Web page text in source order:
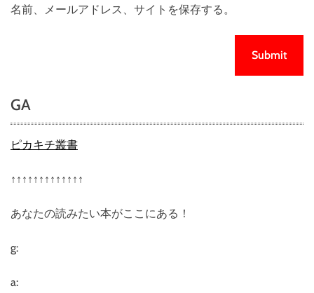
名前、メールアドレス、サイトを保存する。
GA
ピカキチ叢書
↑↑↑↑↑↑↑↑↑↑↑↑↑
あなたの読みたい本がここにある！
g:
a: